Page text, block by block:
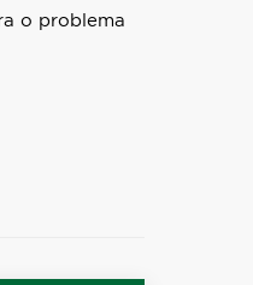
o problema